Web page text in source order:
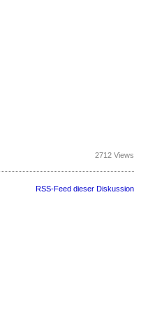
2712 Views
RSS-Feed dieser Diskussion